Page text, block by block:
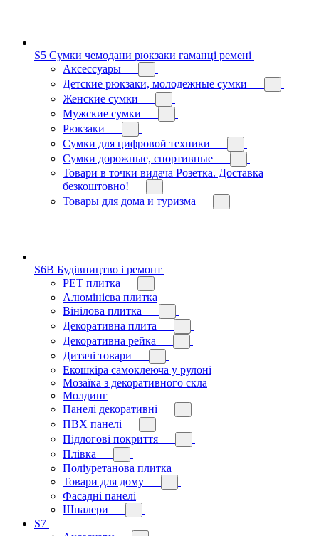
S5 Сумки чемодани рюкзаки гаманці ремені
Аксессуары
Детские рюкзаки, молодежные сумки
Женские сумки
Мужские сумки
Рюкзаки
Сумки для цифровой техники
Сумки дорожные, спортивные
Товари в точки видача Розетка. Доставка
безкоштовно!
Товары для дома и туризма
S6B Будівництво і ремонт
PЕT плитка
Алюмінієва плитка
Вінілова плитка
Декоративна плита
Декоративна рейка
Дитячі товари
Екошкіра самоклеюча у рулоні
Мозаїка з декоративного скла
Молдинг
Панелі декоративні
ПВХ панелі
Підлогові покриття
Плівка
Поліуретанова плитка
Товари для дому
Фасадні панелі
Шпалери
S7